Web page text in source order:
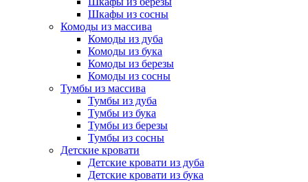
Шкафы из сосны
Комоды из массива
Комоды из дуба
Комоды из бука
Комоды из березы
Комоды из сосны
Тумбы из массива
Тумбы из дуба
Тумбы из бука
Тумбы из березы
Тумбы из сосны
Детские кровати
Детские кровати из дуба
Детские кровати из бука